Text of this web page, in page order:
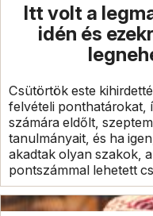
Itt volt a
idén és
Csütörtök este
felvételi ponthatárokat,
számára eldőlt,
tanulmányait, és ha
akadtak olyan szakok,
pontszámmal lehetett